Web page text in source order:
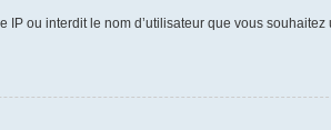
ou interdit le nom d’utilisateur que vous souhaitez